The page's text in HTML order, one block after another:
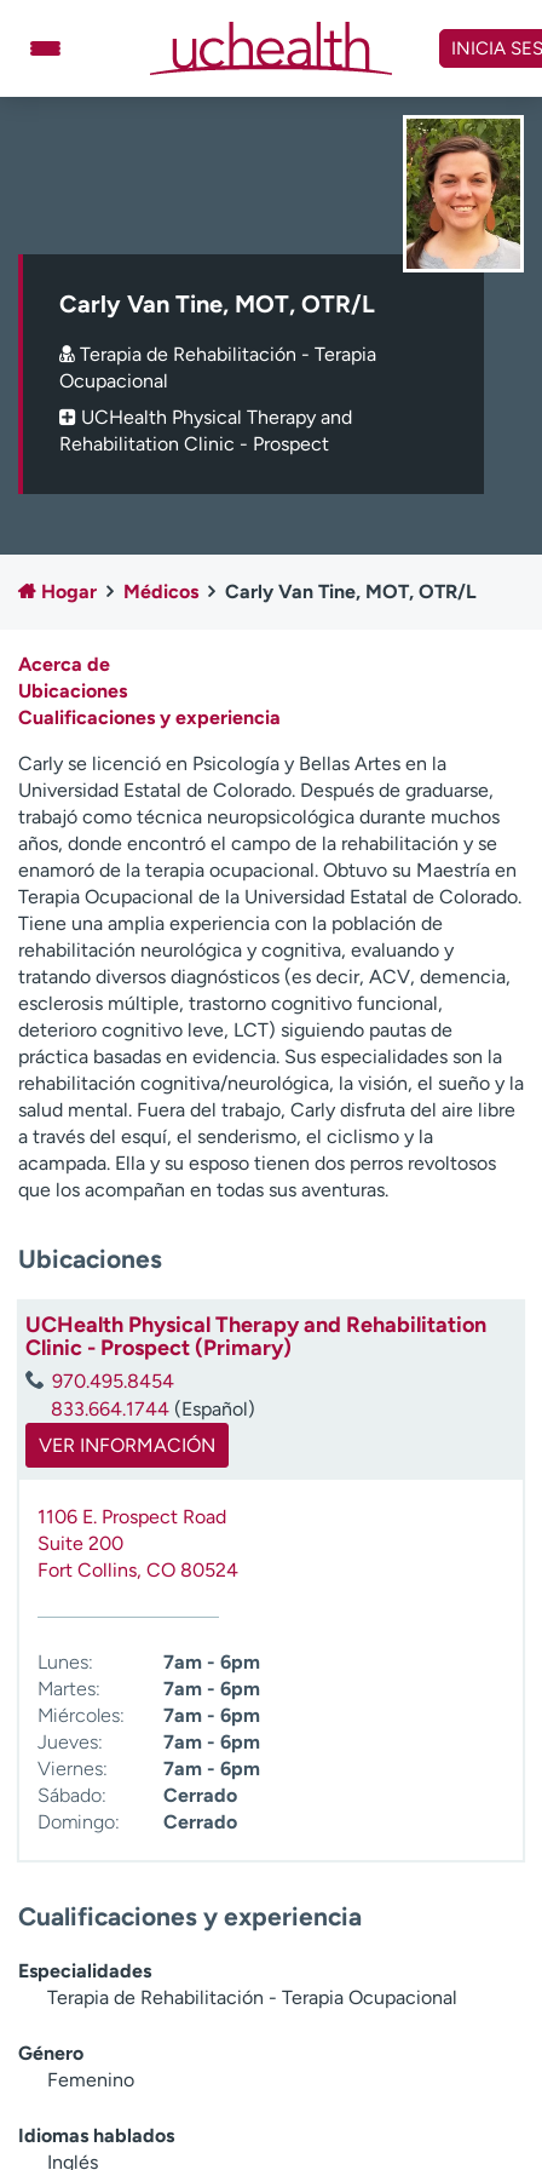
contenido
Especialidades
Programar cita
Facturación y precios
Carreras
Inicie sesión en My Health Connection
Ready. Set. CO.
Ensayos clínicos
Empleados
Profesionales
comunicación
Contáctenos
A
y
ú
d
a
m
e
a
e
n
c
o
n
t
r
a
r
INICIA
Carly Van Tine, MOT, OTR/L
Terapia de Rehabilitación - Terapia
Ocupacional
UCHealth Physical Therapy and
Rehabilitation Clinic - Prospect
Hogar Médicos Carly Van Tine, MOT, OTR/L
Acerca de
Ubicaciones
Cualificaciones y experiencia
Carly se licenció en Psicología y Bellas Artes en la
Universidad Estatal de Colorado. Después de graduarse,
trabajó como técnica neuropsicológica durante muchos
años, donde encontró el campo de la rehabilitación y se
enamoró de la terapia ocupacional. Obtuvo su Maestría en
Terapia Ocupacional de la Universidad Estatal de Colorado.
Tiene una amplia experiencia con la población de
rehabilitación neurológica y cognitiva, evaluando y
tratando diversos diagnósticos (es decir, ACV, demencia,
esclerosis múltiple, trastorno cognitivo funcional,
deterioro cognitivo leve, LCT) siguiendo pautas de
práctica basadas en evidencia. Sus especialidades son la
rehabilitación cognitiva/neurológica, la visión, el sueño y la
salud mental. Fuera del trabajo, Carly disfruta del aire libre
a través del esquí, el senderismo, el ciclismo y la
acampada. Ella y su esposo tienen dos perros revoltosos
que los acompañan en todas sus aventuras.
Ubicaciones
UCHealth Physical Therapy and Rehabilitation
Clinic - Prospect (Primary)
970.495.8454
833.664.1744 (Español)
VER INFORMACIÓN
1106 E. Prospect Road
Suite 200
Fort Collins, CO 80524
Lunes:
7am - 6pm
Martes:
7am - 6pm
Miércoles:
7am - 6pm
Jueves:
7am - 6pm
Viernes:
7am - 6pm
Sábado:
Cerrado
Domingo:
Cerrado
Cualificaciones y experiencia
Especialidades
Terapia de Rehabilitación - Terapia Ocupacional
Género
Femenino
Idiomas hablados
Inglés